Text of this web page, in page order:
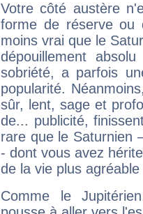
Votre côté austère
forme de réserve
moins vrai que le
dépouillement
sobriété, a parfois
popularité.
sûr, lent, sage et
de... publicité,
rare que le Saturnien
- dont vous avez
de la vie plus
Comme le